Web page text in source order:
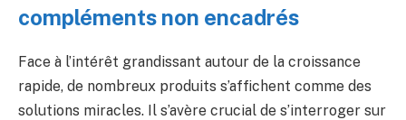
compléments non encadrés
Face à l’intérêt grandissant autour de la croissance
rapide, de nombreux produits s’affichent comme des
solutions miracles. Il s’avère crucial de s’interroger sur